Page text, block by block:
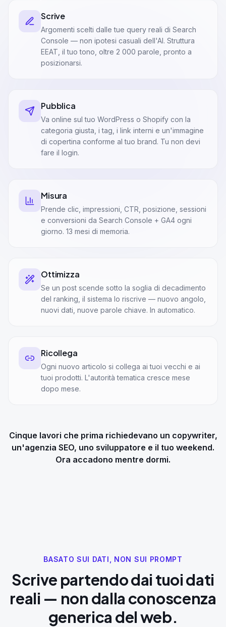
Scrive
Argomenti scelti dalle tue query reali di Search
Console — non ipotesi casuali dell'AI. Struttura
EEAT, il tuo tono, oltre 2 000 parole, pronto a
posizionarsi.
Pubblica
Va online sul tuo WordPress o Shopify con la
categoria giusta, i tag, i link interni e un'immagine
di copertina conforme al tuo brand. Tu non devi
fare il login.
Misura
Prende clic, impressioni, CTR, posizione, sessioni
e conversioni da Search Console + GA4 ogni
giorno. 13 mesi di memoria.
Ottimizza
Se un post scende sotto la soglia di decadimento
del ranking, il sistema lo riscrive — nuovo angolo,
nuovi dati, nuove parole chiave. In automatico.
Ricollega
Ogni nuovo articolo si collega ai tuoi vecchi e ai
tuoi prodotti. L'autorità tematica cresce mese
dopo mese.
Cinque lavori che prima richiedevano un copywriter,
un'agenzia SEO, uno sviluppatore e il tuo weekend.
Ora accadono mentre dormi.
BASATO SUI DATI, NON SUI PROMPT
Scrive partendo dai tuoi dati
reali — non dalla conoscenza
generica del web.